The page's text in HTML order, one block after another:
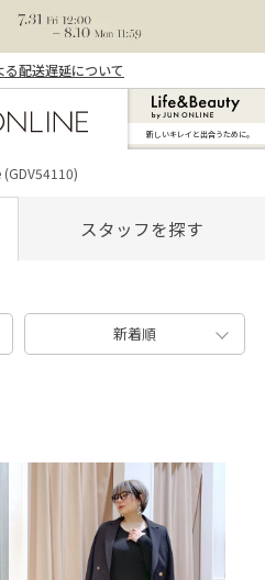
る配送遅延について
新しいキレイと出合うために。
(GDV54110)
スタッフを探す
新着順